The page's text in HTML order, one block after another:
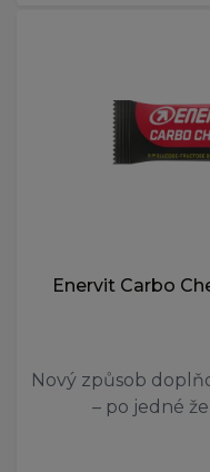
Enervit Carbo
Nový způsob
– po jedné